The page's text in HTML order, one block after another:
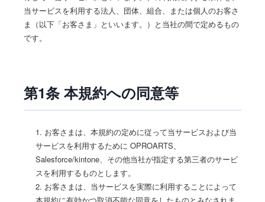
当サービスを利用する法人、団体、組合、または個人のお客さ
ま（以下「お客さま」といいます。）と当社の間で定めるもの
です。
第1条 本規約への同意等
1. お客さまは、本規約の定めに従って当サービスおよび当
サービスを利用するために OPROARTS、
Salesforce/kintone、その他当社が指定する第三者のサービ
スを利用するものとします。
2. お客さまは、当サービスを実際に利用することによって